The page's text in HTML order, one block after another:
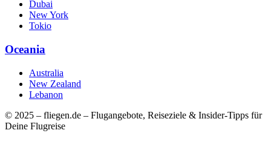
Dubai
New York
Tokio
Oceania
Australia
New Zealand
Lebanon
© 2025 – fliegen.de – Flugangebote, Reiseziele & Insider-Tipps für
Deine Flugreise